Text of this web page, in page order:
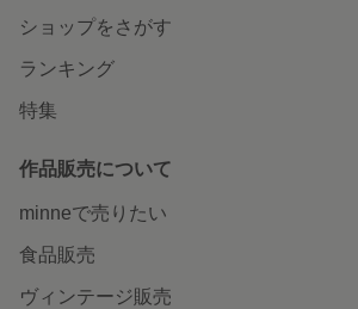
ショップをさがす
ランキング
特集
作品販売について
minneで売りたい
食品販売
ヴィンテージ販売